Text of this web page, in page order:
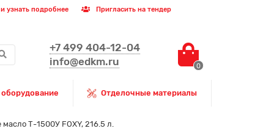
узнать подробнее Пригласить на тендер
+7 499 404-12-04
info@edkm.ru
0
Отделочные материалы
Т-1500У FOXY, 216.5 л.